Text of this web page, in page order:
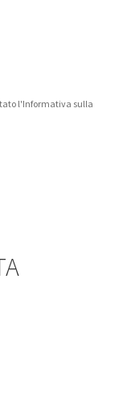
l'Informativa sulla